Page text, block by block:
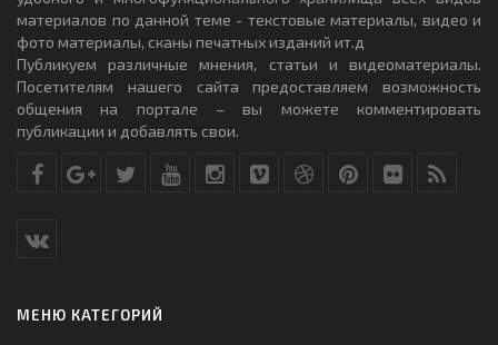
материалов по данной теме - текстовые материалы, видео и
фото материалы, сканы печатных изданий ит.д
Публикуем различные мнения, статьи и видеоматериалы.
Посетителям нашего сайта предоставляем возможность
общения на портале – вы можете комментировать
публикации и добавлять свои.
МЕНЮ КАТЕГОРИЙ